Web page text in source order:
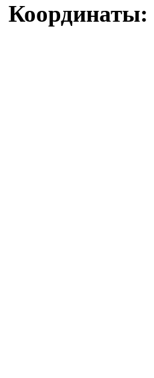
Координаты: